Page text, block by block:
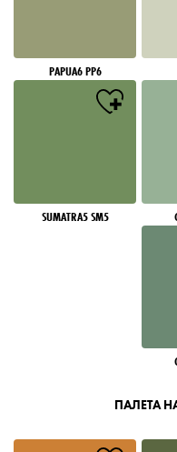
PAPUA6 PP6
SUMATRA5 SM5
ПАЛЕТА